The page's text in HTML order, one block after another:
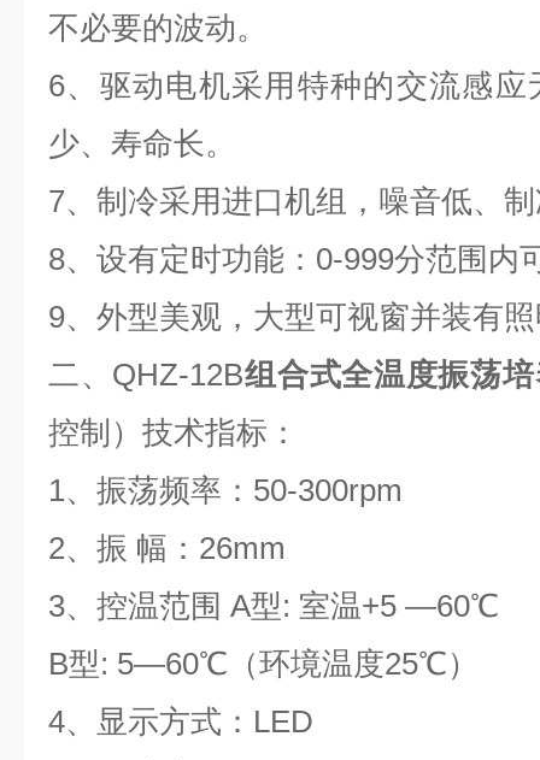
不必要的波动。
6、驱动电机采用特种的交流感
少、寿命长。
7、制冷采用进口机组，噪音低、
8、设有定时功能：0-999分范围内
9、外型美观，大型可视窗并装有
二、QHZ-12B组合式全温度振荡
控制）技术指标：
1、振荡频率：50-300rpm
2、振 幅：26mm
3、控温范围 A型: 室温+5 —60℃
B型: 5―60℃（环境温度25℃）
4、显示方式：LED